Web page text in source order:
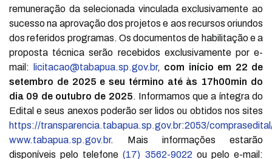
remuneração da selecionada vinculada exclusivamente ao
sucesso na aprovação dos projetos e aos recursos oriundos
dos referidos programas. Os documentos de habilitação e a
proposta técnica serão recebidos exclusivamente por e-
mail:
licitacao@tabapua.sp.gov.br, com início em 22 de
setembro de 2025 e seu término até às 17h00min do
dia 09 de outubro de 2025. Informamos que a íntegra do
Edital e seus anexos poderão ser lidos ou obtidos nos sites
https://transparencia.tabapua.sp.gov.br:2053/
www.tabapua.sp.gov.br. Mais informações estarão
disponíveis pelo telefone(17) 3562-9022 ou pelo e-mail: